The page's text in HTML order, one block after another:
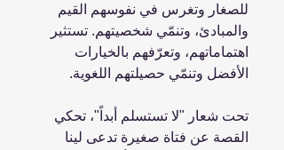
للصغار وتغرس في نفوسهم القيم
والمبادئ، وتنمّي شخصيتهم. تستثير
اهتماماتهم، وتعرّفهم بالخيارات
الأفضل وتنمّي حصيلتهم اللغوية.
تحت شعار "لا تستسلم أبداً"، تحكي
القصة عن فتاة صغيرة تدعى لينا